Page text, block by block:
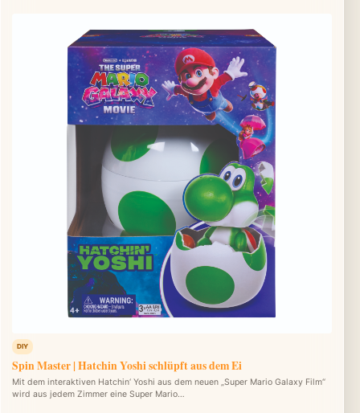
DIY
Spin Master | Hatchin Yoshi schlüpft aus dem Ei
Mit dem interaktiven Hatchin‘ Yoshi aus dem neuen „Super Mario Galaxy Film“
wird aus jedem Zimmer eine Super Mario…